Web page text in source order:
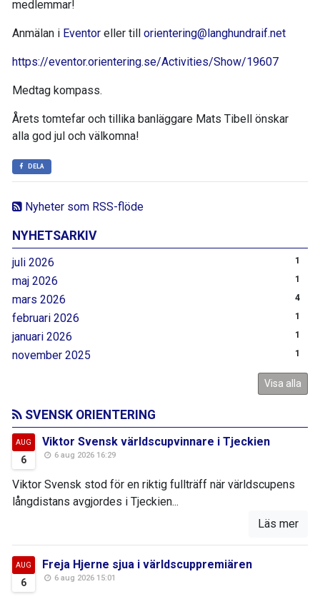
Nyheter som RSS-flöde
NYHETSARKIV
juli 2026 1
maj 2026 1
mars 2026 4
februari 2026 1
januari 2026 1
november 2025 1
Visa alla
medlemmar!
Anmälan i Eventor eller till orientering@langhundraif.net
https://eventor.orientering.se/Activities/Show/19607
Medtag kompass.
Årets tomtefar och tillika banläggare Mats Tibell önskar
alla god jul och välkomna!
DELA
SVENSK ORIENTERING
AUG
6
Viktor Svensk världscupvinnare i Tjeckien
6 aug 2026 16:29
Viktor Svensk stod för en riktig fullträff när världscupens
långdistans avgjordes i Tjeckien...
Läs mer
AUG
6
Freja Hjerne sjua i världscuppremiären
6 aug 2026 15:01